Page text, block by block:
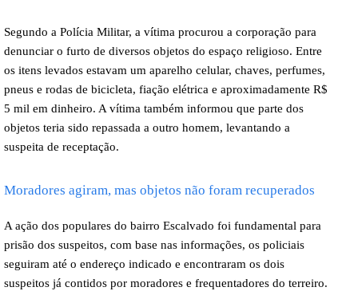
Segundo a Polícia Militar, a vítima procurou a corporação para
denunciar o furto de diversos objetos do espaço religioso. Entre
os itens levados estavam um aparelho celular, chaves, perfumes,
pneus e rodas de bicicleta, fiação elétrica e aproximadamente R$
5 mil em dinheiro. A vítima também informou que parte dos
objetos teria sido repassada a outro homem, levantando a
suspeita de receptação.
Moradores agiram, mas objetos não foram recuperados
A ação dos populares do bairro Escalvado foi fundamental para
prisão dos suspeitos, com base nas informações, os policiais
seguiram até o endereço indicado e encontraram os dois
suspeitos já contidos por moradores e frequentadores do terreiro.